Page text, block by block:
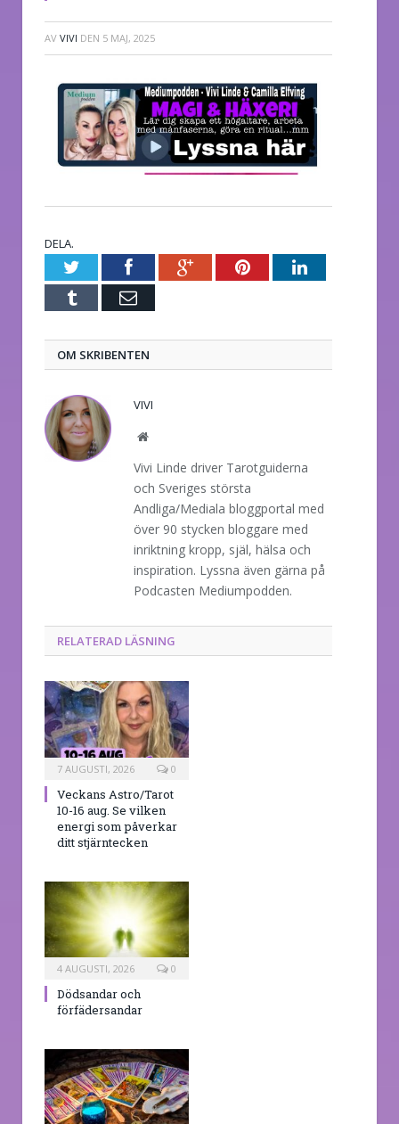
AV VIVI DEN 5 MAJ, 2025
DELA.
TwitterFacebookGoogle+PinterestLinkedIn
Tumblr E-
OM SKRIBENTEN
VIVI
Website
Vivi Linde driver Tarotguiderna
och Sveriges största
Andliga/Mediala bloggportal med
över 90 stycken bloggare med
inriktning kropp, själ, hälsa och
inspiration. Lyssna även gärna på
Podcasten Mediumpodden.
RELATERAD LÄSNING
7 AUGUSTI, 2026 0
Veckans Astro/Tarot
10-16 aug. Se vilken
energi som påverkar
ditt stjärntecken
4 AUGUSTI, 2026 0
Dödsandar och
förfädersandar